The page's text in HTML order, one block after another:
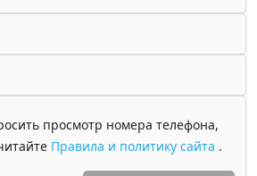
просмотр номера телефона,
Правила и политику сайта .